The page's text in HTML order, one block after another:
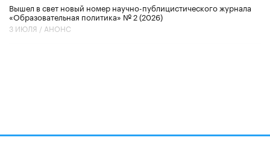
Вышел в свет новый номер научно-публицистического журнала
«Образовательная политика» № 2 (2026)
3 ИЮЛЯ / АНОНС